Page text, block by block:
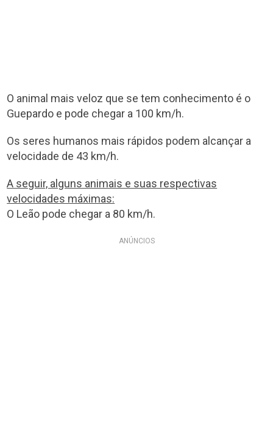
O animal mais veloz que se tem conhecimento é o
Guepardo e pode chegar a 100 km/h.
Os seres humanos mais rápidos podem alcançar a
velocidade de 43 km/h.
A seguir, alguns animais e suas respectivas
velocidades máximas:
O Leão pode chegar a 80 km/h.
ANÚNCIOS